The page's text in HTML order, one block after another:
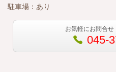
駐車場：あり
お気軽にお問合
045-